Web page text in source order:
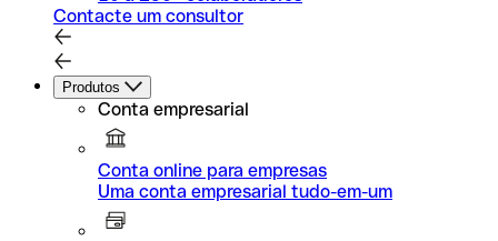
Contacte um consultor
Produtos
Conta empresarial
Conta online para empresas
Uma conta empresarial tudo-em-um